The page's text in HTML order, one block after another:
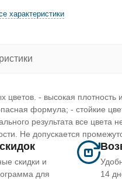
характеристики
- высокая плотность
формула; - стойкие
результата все цвета
Не допускается
скидки и
для
14